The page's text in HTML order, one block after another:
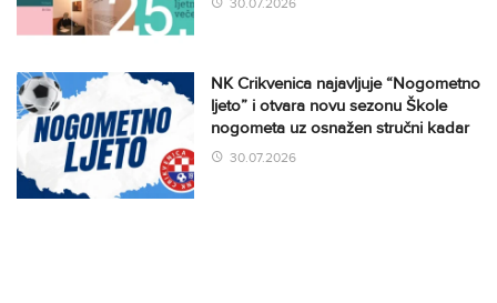
30.07.2026
NK Crikvenica najavljuje “Nogometno
ljeto” i otvara novu sezonu Škole
nogometa uz osnažen stručni kadar
30.07.2026